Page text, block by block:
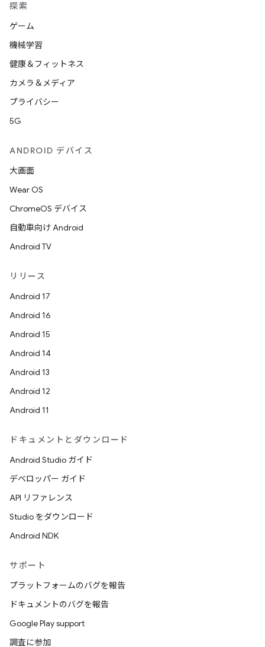
探索
ゲーム
機械学習
健康＆フィットネス
カメラ＆メディア
プライバシー
5G
ANDROID デバイス
大画面
Wear OS
ChromeOS デバイス
自動車向け Android
Android TV
リリース
Android 17
Android 16
Android 15
Android 14
Android 13
Android 12
Android 11
ドキュメントとダウンロード
Android Studio ガイド
デベロッパー ガイド
API リファレンス
Studio をダウンロード
Android NDK
サポート
プラットフォームのバグを報告
ドキュメントのバグを報告
Google Play support
調査に参加